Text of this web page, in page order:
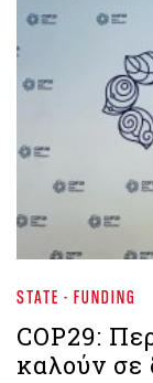
STATE - FUNDING
COP29:
καλούν σε